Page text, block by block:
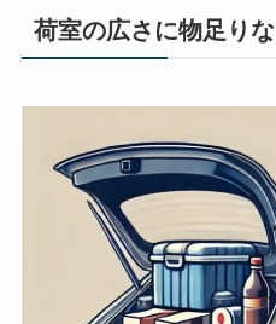
荷室の広さに物足り